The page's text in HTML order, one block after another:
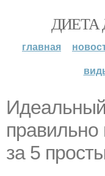
ДИЕТА
главная
правильно
за 5